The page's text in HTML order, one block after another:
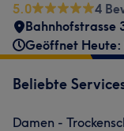
5.0
4
Bahnhofstrasse
Geöffnet Heute:
Beliebte
Damen -